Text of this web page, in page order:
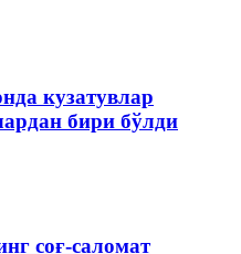
кузатувлар
бири бўлди
соғ-саломат